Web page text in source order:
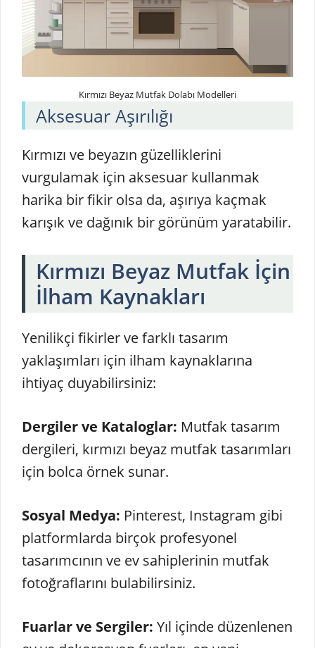
Kırmızı Beyaz Mutfak Dolabı Modelleri
Aksesuar Aşırılığı
Kırmızı ve beyazın güzelliklerini
vurgulamak için aksesuar kullanmak
harika bir fikir olsa da, aşırıya kaçmak
karışık ve dağınık bir görünüm yaratabilir.
Kırmızı Beyaz Mutfak İçin
İlham Kaynakları
Yenilikçi fikirler ve farklı tasarım
yaklaşımları için ilham kaynaklarına
ihtiyaç duyabilirsiniz:
Dergiler ve Kataloglar: Mutfak tasarım
dergileri, kırmızı beyaz mutfak tasarımları
için bolca örnek sunar.
Sosyal Medya: Pinterest, Instagram gibi
platformlarda birçok profesyonel
tasarımcının ve ev sahiplerinin mutfak
fotoğraflarını bulabilirsiniz.
Fuarlar ve Sergiler: Yıl içinde düzenlenen